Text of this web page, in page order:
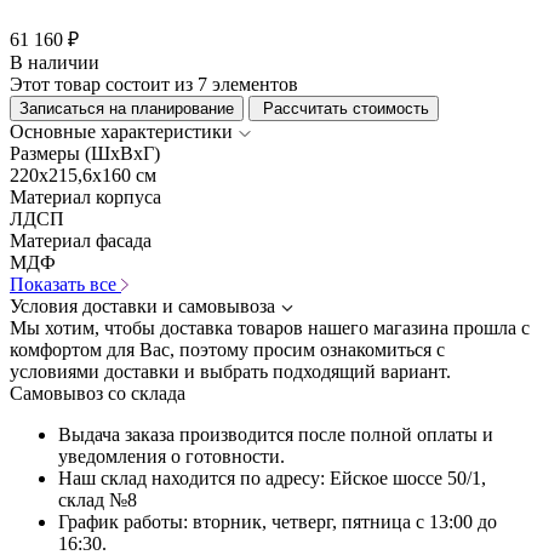
61 160 ₽
В наличии
Этот товар состоит из 7 элементов
Записаться на планирование Рассчитать стоимость
Основные характеристики
Размеры (ШхВхГ)
220x215,6x160 см
Материал корпуса
ЛДСП
Материал фасада
МДФ
Показать все
Условия доставки и самовывоза
Мы хотим, чтобы доставка товаров нашего магазина прошла с
комфортом для Вас, поэтому просим ознакомиться с
условиями доставки и выбрать подходящий вариант.
Самовывоз со склада
Выдача заказа производится после полной оплаты и
уведомления о готовности.
Наш склад находится по адресу: Ейское шоссе 50/1,
склад №8
График работы: вторник, четверг, пятница с 13:00 до
16:30.